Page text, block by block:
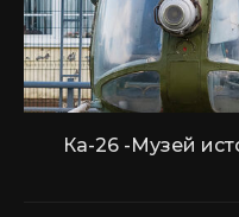
Ка-26 -Музей